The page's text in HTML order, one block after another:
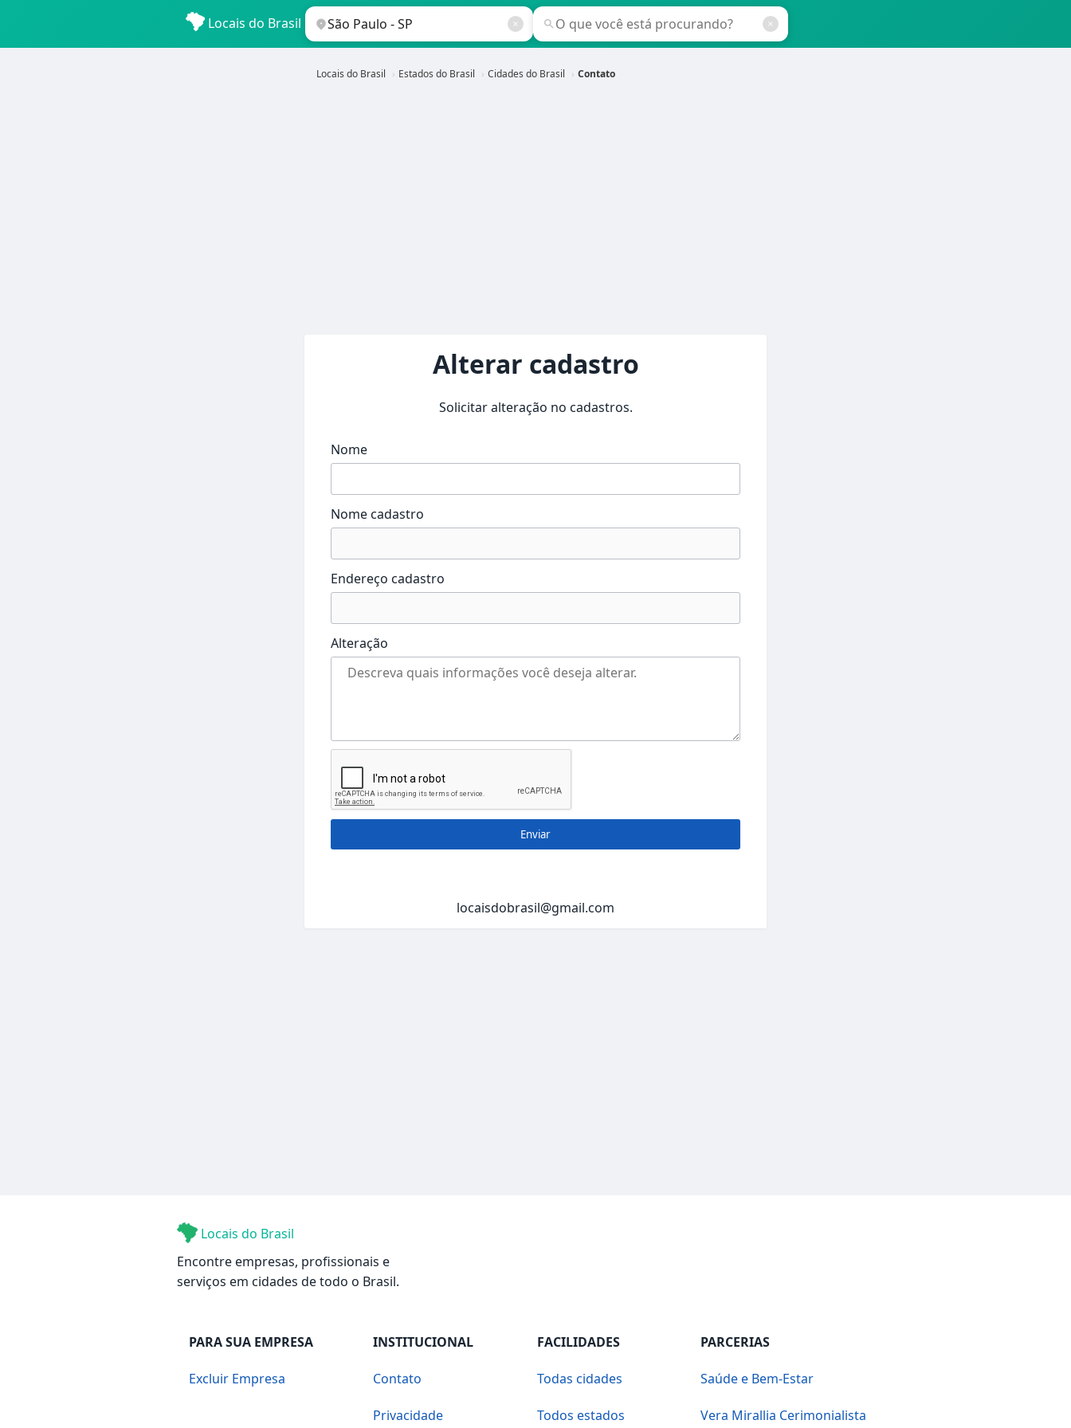
Locais do Brasil
Locais do Brasil Estados do Brasil Cidades do Brasil Contato
Alterar cadastro
Solicitar alteração no cadastros.
Nome
Nome cadastro
Endereço cadastro
Alteração
Enviar
locaisdobrasil@gmail.com
Locais do Brasil
Encontre empresas, profissionais e
serviços em cidades de todo o Brasil.
PARA SUA EMPRESA
Excluir Empresa
INSTITUCIONAL
Contato
Privacidade
FACILIDADES
Todas cidades
Todos estados
PARCERIAS
Saúde e Bem-Estar
Vera Mirallia Cerimonialista